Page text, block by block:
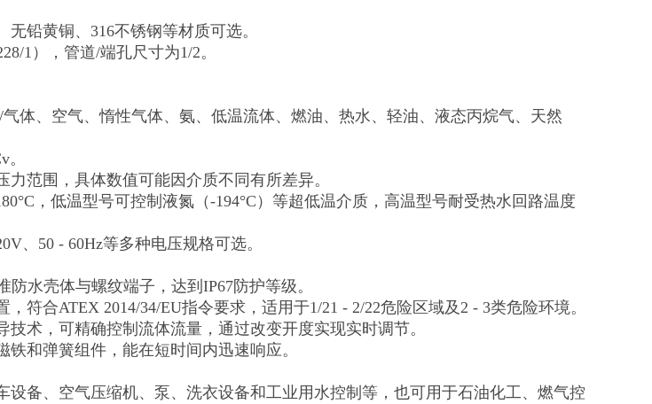
铅黄铜、316不锈钢等材质可选。
1），管道/端孔尺寸为1/2。
体、空气、惰性气体、氨、低温流体、燃油、热水、轻油、液态丙烷气、天然
范围，具体数值可能因介质不同有所差异。
，低温型号可控制液氮（-194°C）等超低温介质，高温型号耐受热水回路温度
、50 - 60Hz等多种电压规格可选。
防水壳体与螺纹端子，达到IP67防护等级。
符合ATEX 2014/34/EU指令要求，适用于1/21 - 2/22危险区域及2 - 3类危险环境。
术，可精确控制流体流量，通过改变开度实现实时调节。
和弹簧组件，能在短时间内迅速响应。
设备、空气压缩机、泵、洗衣设备和工业用水控制等，也可用于石油化工、燃气控